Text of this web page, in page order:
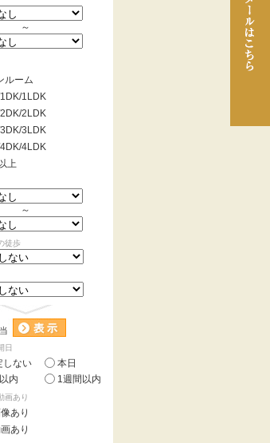
～
ルーム
1LDK
2LDK
3LDK
4LDK
上
～
徒歩
日
しない
本日
内
1週間以内
画あり
あり
あり